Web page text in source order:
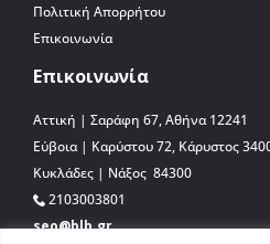
Πολιτική Απορρήτου
Επικοινωνία
Επικοινωνία
Αττική | Σαράφη 67, Αθήνα 12241
Εύβοια | Καρύστου 72, Κάρυστος
Κυκλάδες | Νάξος 84300
2103003801
seo@blb.gr